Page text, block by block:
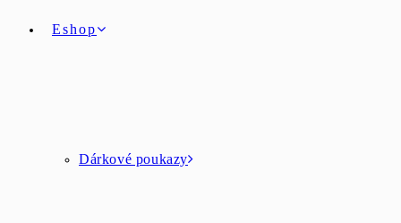
Eshop
Dárkové poukazy